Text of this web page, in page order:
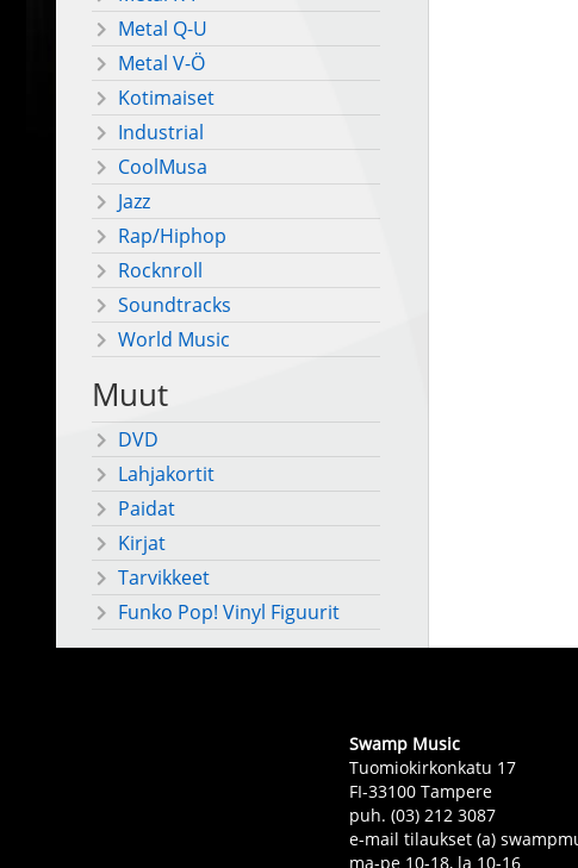
Metal Q-U
Metal V-Ö
Kotimaiset
Industrial
CoolMusa
Jazz
Rap/Hiphop
Rocknroll
Soundtracks
World Music
Muut
DVD
Lahjakortit
Paidat
Kirjat
Tarvikkeet
Funko Pop! Vinyl Figuurit
Swamp Music
Tuomiokirkonkatu 17
FI-33100 Tampere
puh. (03) 212 3087
e-mail tilaukset (a)
ma-pe 10-18, la 10-16